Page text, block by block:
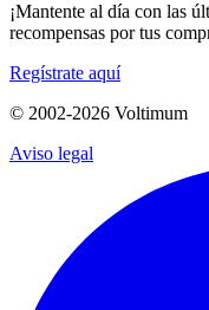
¡Mantente al día con las
recompensas por tus
Regístrate aquí
© 2002-2026 Voltimum
Aviso legal